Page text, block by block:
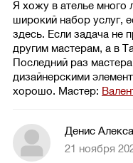
Я хожу в ателье много
широкий набор услуг,
здесь. Если задача не
другим мастерам, а в
Последний раз
дизайнерскими
хорошо. Мастер:
Денис
21 ноября